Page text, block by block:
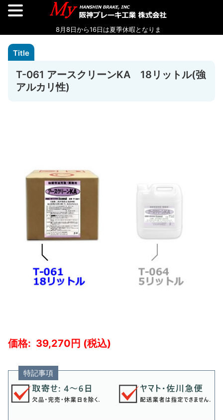
T-061 アースクリーンKA 18リットル(強
アルカリ性)
39,270
特記事項